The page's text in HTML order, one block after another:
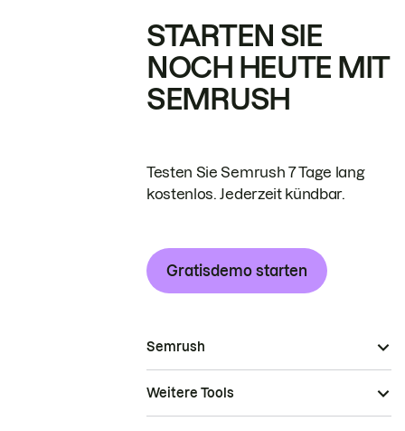
STARTEN SIE
NOCH HEUTE MIT
SEMRUSH
Testen Sie Semrush 7 Tage lang
kostenlos. Jederzeit kündbar.
Gratisdemo starten
Semrush
Weitere Tools